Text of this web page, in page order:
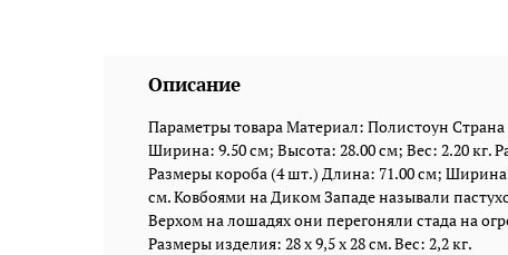
Описание
Параметры товара Материал: Полистоун
Ширина: 9.50 см; Высота: 28.00 см; Вес: 2.20 кг.
Размеры короба (4 шт.) Длина: 71.00 см; Ширина:
см. Ковбоями на Диком Западе называли
Верхом на лошадях они перегоняли стада на
Размеры изделия: 28 x 9,5 x 28 см. Вес: 2,2 кг.